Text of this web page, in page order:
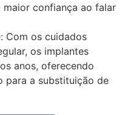
confiança ao falar
Com os cuidados
os implantes
anos, oferecendo
para a substituição de